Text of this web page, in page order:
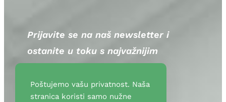
Prijavite se na naš newsletter i
ostanite u toku s najvažnijim
informacijama i edukativnim
sadržajem.
Poštujemo vašu privatnost. Naša
stranica koristi samo nužne